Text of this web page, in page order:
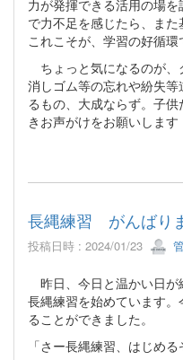
力が発揮できる活用の場
で力不足を感じたら、また
これこそが、学習の好循環
ちょっと気になるのが、
消しゴム等の忘れや紛失
るもの、大成ならず。子
きお声がけをお願いします
長縄練習 がんばり
投稿日時 : 2024/01/23
昨日、今日と温かい日が
長縄練習を始めています
ることができました。
「さー長縄練習、はじめる